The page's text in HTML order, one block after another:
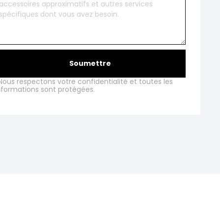
Soumettre
respectons votre confidentialité et toutes les
sont protégées.